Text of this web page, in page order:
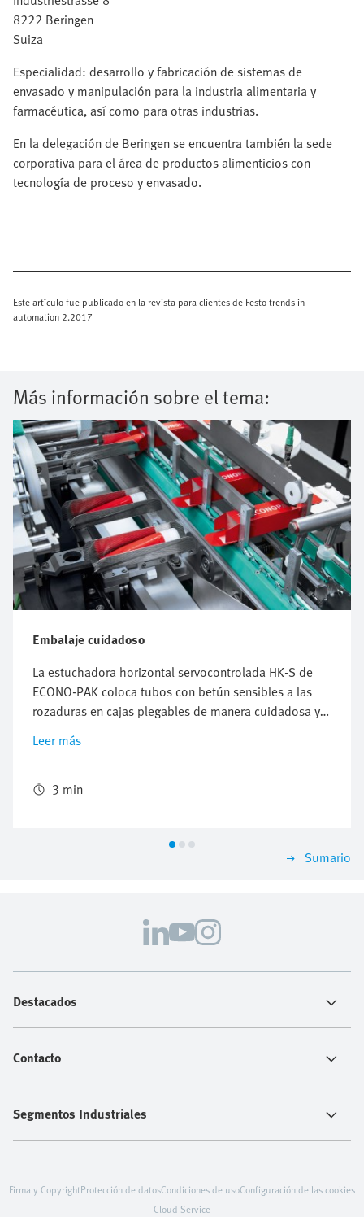
8222 Beringen
Suiza
Especialidad: desarrollo y fabricación de sistemas de
envasado y manipulación para la industria alimentaria y
farmacéutica, así como para otras industrias.
En la delegación de Beringen se encuentra también la sede
corporativa para el área de productos alimenticios con
tecnología de proceso y envasado.
Este artículo fue publicado en la revista para clientes de Festo trends in
automation 2.2017
Más información sobre el tema:
Embalaje cuidadoso
La estuchadora horizontal servocontrolada HK-S de
ECONO-PAK coloca tubos con betún sensibles a las
rozaduras en cajas plegables de manera cuidadosa y
eficiente. El Multi-Carrier System (MCS®) de Festo,
flexible y de libre configuración, sincroniza
de la caja plegable, y proporciona un embalaje seguro
Leer más
3 min
Sumario
Destacados
Contacto
Segmentos Industriales
Firma y CopyrightProtección de datosCondiciones de usoConfiguración de las cookies
Cloud Service